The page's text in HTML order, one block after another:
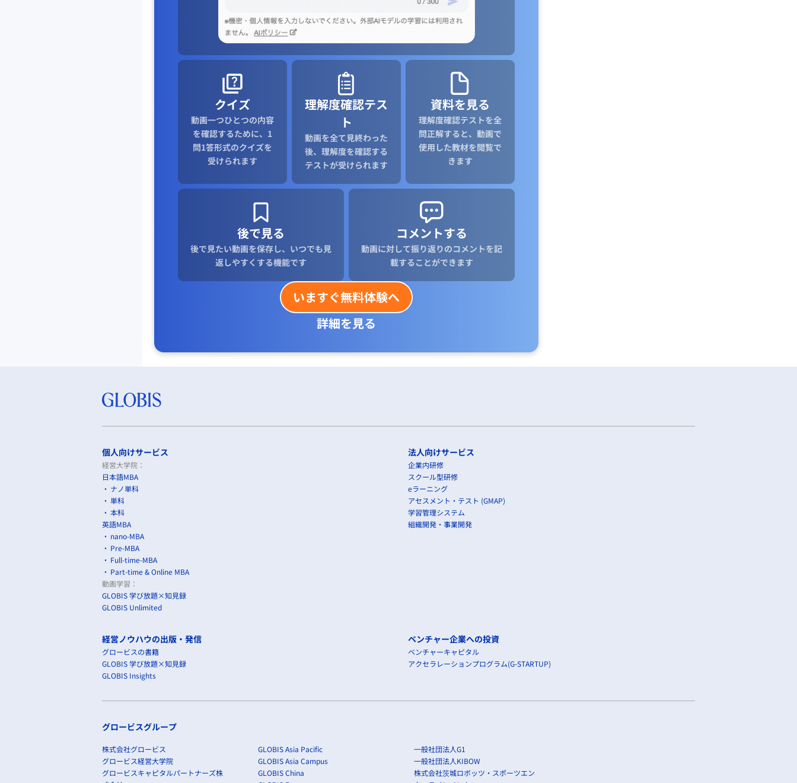
クイズ
動画一つひとつの内容
を確認するために、1
問1答形式のクイズを
受けられます
理解度確認テス
ト
動画を全て見終わった
後、理解度を確認する
テストが受けられます
資料を見る
理解度確認テストを全
問正解すると、動画で
使用した教材を閲覧で
きます
後で見る
後で見たい動画を保存し、いつでも見
返しやすくする機能です
コメントする
動画に対して振り返りのコメントを記
載することができます
いますぐ無料体験へ
詳細を見る
個人向けサービス
経営大学院：
日本語MBA
ナノ単科
単科
本科
英語MBA
nano-MBA
Pre-MBA
Full-time-MBA
Part-time & Online MBA
動画学習：
GLOBIS 学び放題×知見録
GLOBIS Unlimited
法人向けサービス
企業内研修
スクール型研修
eラーニング
アセスメント・テスト (GMAP)
学習管理システム
組織開発・事業開発
経営ノウハウの出版・発信
グロービスの書籍
GLOBIS 学び放題×知見録
GLOBIS Insights
ベンチャー企業への投資
ベンチャーキャピタル
アクセラレーションプログラム(G-STARTUP)
グロービスグループ
株式会社グロービス
グロービス経営大学院
グロービスキャピタルパートナーズ株
GLOBIS Asia Pacific
GLOBIS Asia Campus
GLOBIS China
一般社団法人G1
一般社団法人KIBOW
株式会社茨城ロボッツ・スポーツエン